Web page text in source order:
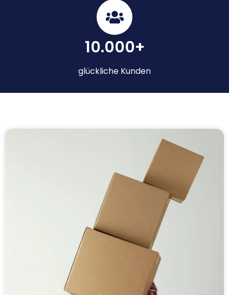
10.000+
glückliche Kunden